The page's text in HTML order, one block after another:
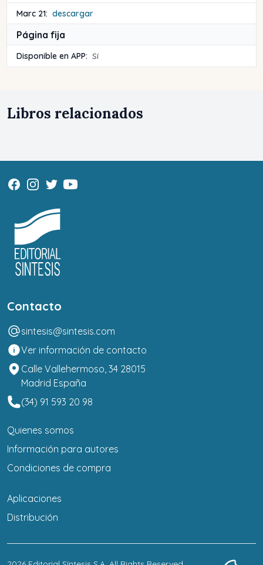
Marc 21: descargar
Página fija
Disponible en APP: Sí
Libros relacionados
Contacto
sintesis@sintesis.com
Ver información de contacto
Calle Vallehermoso, 34 28015
Madrid España
(34) 91 593 20 98
Quienes somos
Información para autores
Condiciones de compra
Aplicaciones
Distribución